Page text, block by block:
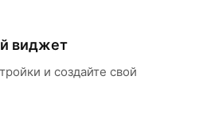
виджет
и создайте свой